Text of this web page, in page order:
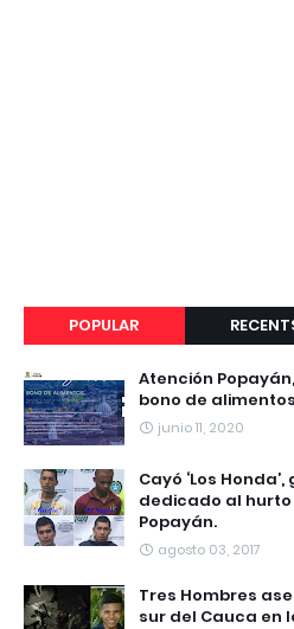
POPULAR
Atención
bono de
junio 11, 2020
Cayó ‘Los
dedicado al
Popayán.
agosto 03, 2017
Tres Hombres
sur del Cauca en